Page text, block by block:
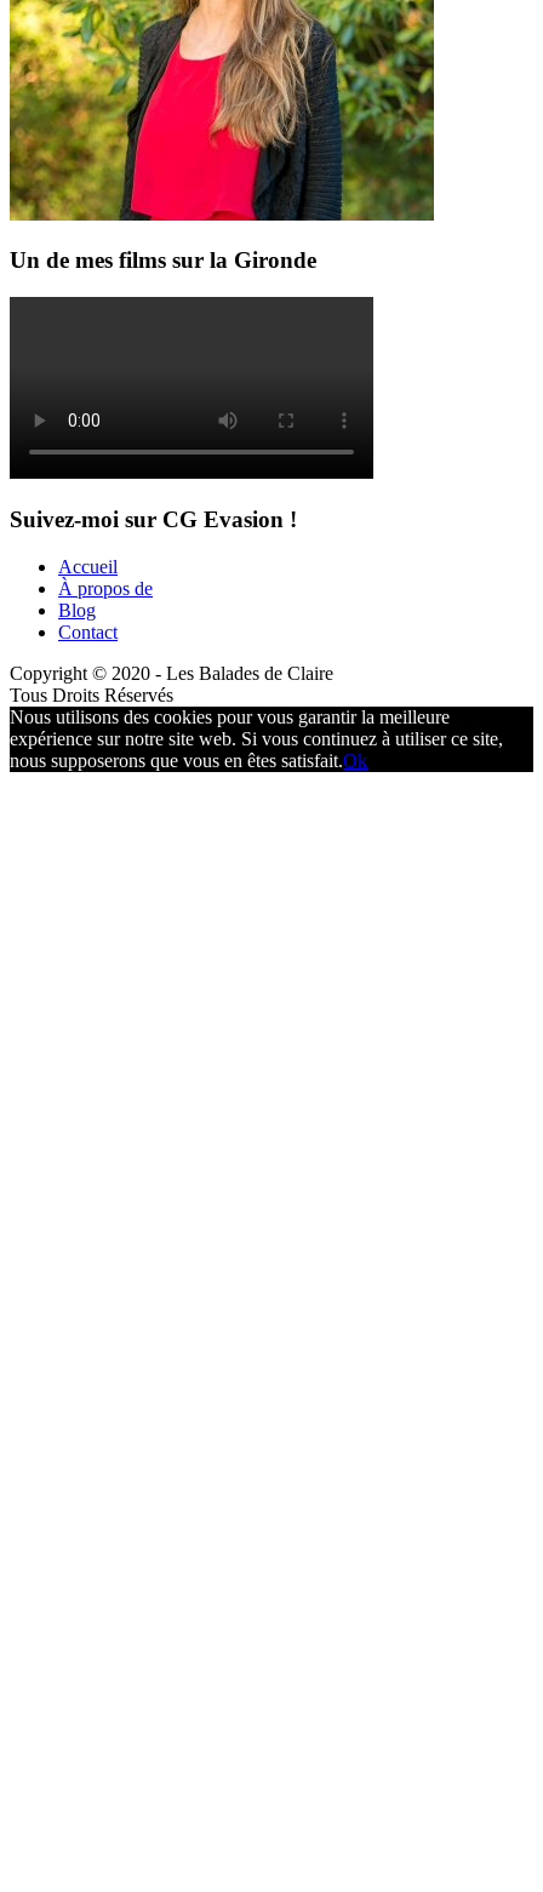
Un de mes films sur la Gironde
Suivez-moi sur CG Evasion !
Accueil
À propos de
Blog
Contact
Copyright © 2020 - Les Balades de Claire
Tous Droits Réservés
Nous utilisons des cookies pour vous garantir la meilleure
expérience sur notre site web. Si vous continuez à utiliser ce site,
nous supposerons que vous en êtes satisfait.Ok